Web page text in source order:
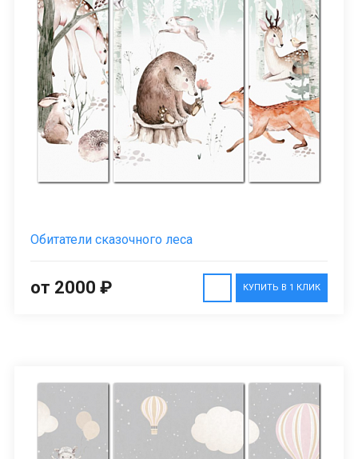
Обитатели сказочного леса
КУПИТЬ В 1 КЛИК
от 2000 ₽